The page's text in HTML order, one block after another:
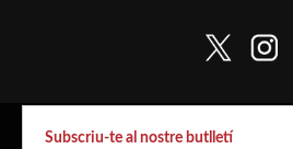
Aquest lloc web emmagatzema dades com
Subscriu-te al nostre butlletí